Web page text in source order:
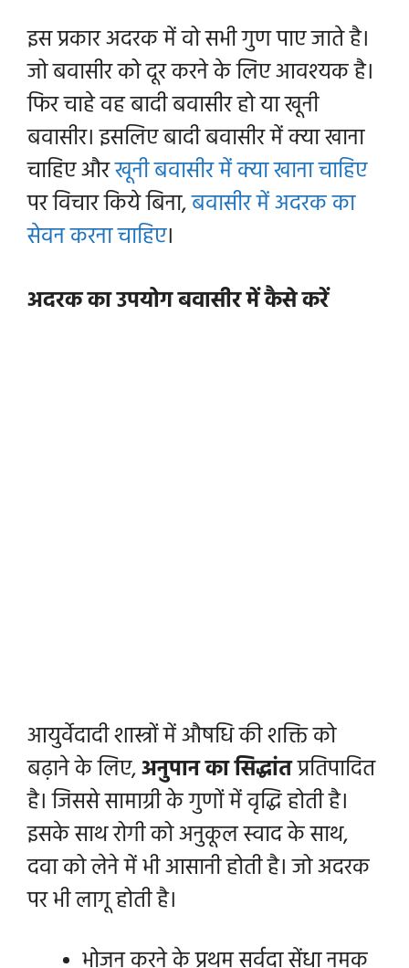
इस प्रकार अदरक में वो सभी गुण पाए जाते है।
जो बवासीर को दूर करने के लिए आवश्यक है।
फिर चाहे वह बादी बवासीर हो या खूनी
बवासीर। इसलिएबादी बवासीर में क्या खाना
चाहिए औरखूनी बवासीर में क्या खाना चाहिए
पर विचार किये बिना,बवासीर में अदरक का
सेवन करना चाहिए।
अदरक का उपयोगबवासीरमें कैसे करें
आयुर्वेदादी शास्त्रों में औषधि की शक्ति को
बढ़ाने के लिए,अनुपान का सिद्धांतप्रतिपादित
है। जिससे सामाग्री के गुणों में वृद्धि होती है।
इसके साथ रोगी को अनुकूल स्वाद के साथ,
दवा को लेने में भी आसानी होती है। जो अदरक
पर भी लागू होती है।